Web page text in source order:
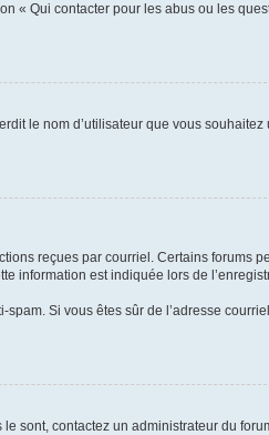
« Qui contacter pour les abus ou les
le nom d’utilisateur que vous souhaitez
reçues par courriel. Certains forums
information est indiquée lors de
Si vous êtes sûr de l’adresse
sont, contactez un administrateur du